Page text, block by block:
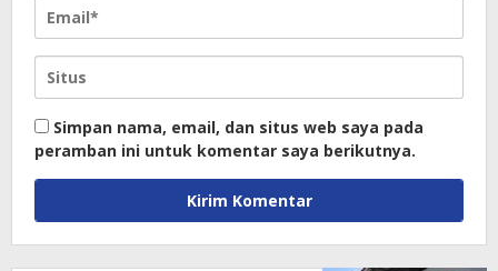
Simpan nama, email, dan situs web saya pada
peramban ini untuk komentar saya berikutnya.